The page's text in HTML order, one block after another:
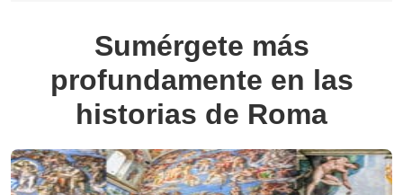
Sumérgete más
profundamente en las
historias de Roma